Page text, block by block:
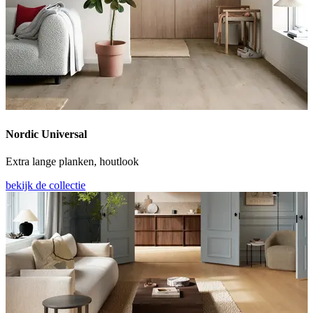
Nordic Universal
Extra lange planken, houtlook
bekijk de collectie